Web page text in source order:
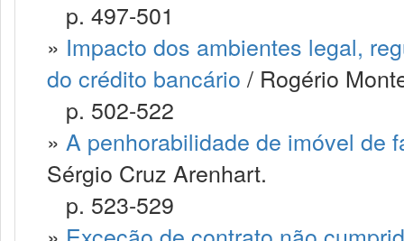
p. 497-501
» Impacto dos ambientes legal,
do crédito bancário / Rogério
p. 502-522
» A penhorabilidade de imóvel de
Sérgio Cruz Arenhart.
p. 523-529